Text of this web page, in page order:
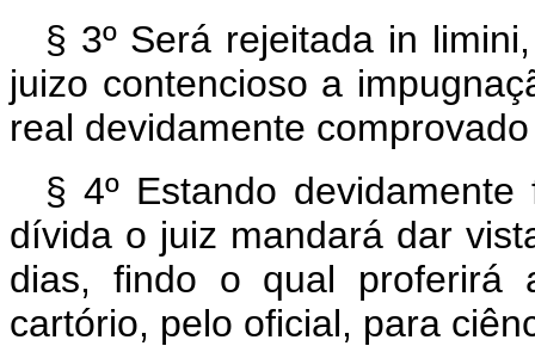
§ 3º Será rejeitada in
juizo contencioso a
real devidamente
§ 4º Estando
dívida o juiz mandará dar
dias, findo o qual proferirá
cartório, pelo oficial, para